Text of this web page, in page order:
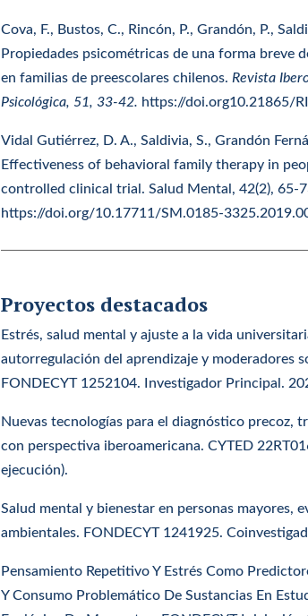
Cova, F., Bustos, C., Rincón, P., Grandón, P.,
Propiedades psicométricas de una forma breve
en familias de preescolares chilenos.Revista
Psicológica, 51, 33-42. https://doi.org10.21865/
Vidal Gutiérrez, D. A., Saldivia, S., Grandón
Effectiveness of behavioral family therapy in
controlled clinical trial. Salud Mental, 42(2), 65-
https://doi.org/10.17711/SM.0185-
Proyectos destacados
Estrés, salud mental y ajuste a la vida
autorregulación del aprendizaje y moderadores
FONDECYT 1252104. Investigador Principal.
Nuevas tecnologías para el diagnóstico precoz,
con perspectiva iberoamericana. CYTED
ejecución).
Salud mental y bienestar en personas mayores,
ambientales. FONDECYT 1241925.
Pensamiento Repetitivo Y Estrés Como
Y Consumo Problemático De Sustancias En